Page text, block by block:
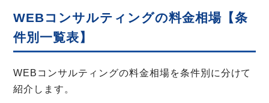
WEBコンサルティングの料金相場【条
件別一覧表】
WEBコンサルティングの料金相場を条件別に分けて
紹介します。